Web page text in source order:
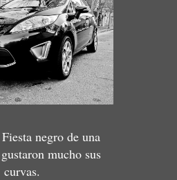
negro de una
mucho sus
curvas.